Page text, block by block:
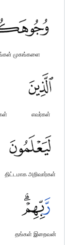
முகங்களை
எவர்கள்
திட்டமாக அறிவார்கள்
தங்கள் இறைவன்